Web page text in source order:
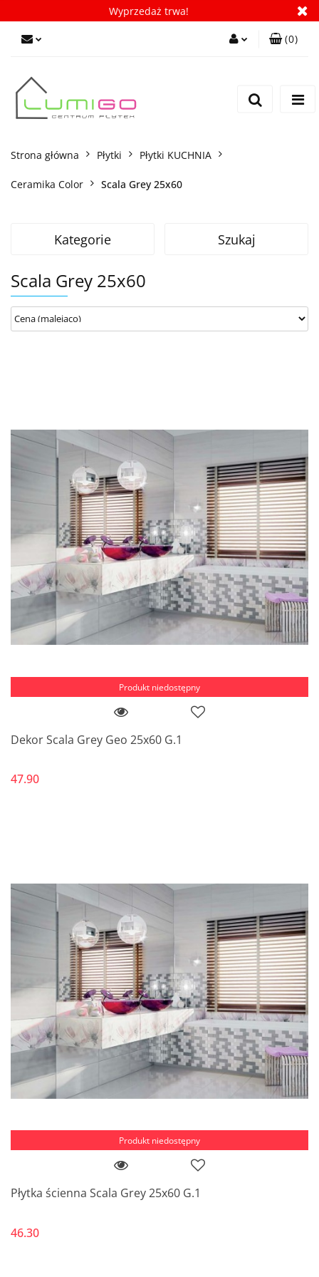
Wyprzedaż trwa!
(0)
Strona główna Płytki Płytki KUCHNIA
Ceramika Color Scala Grey 25x60
Kategorie Szukaj
Scala Grey 25x60
Produkt niedostępny
Dekor Scala Grey Geo 25x60 G.1
47.90
Produkt niedostępny
Płytka ścienna Scala Grey 25x60 G.1
46.30